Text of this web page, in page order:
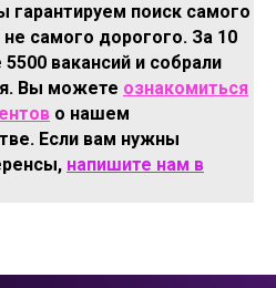
поиск самого
самого дорогого. За 10
вакансий и собрали
Вы можете ознакомиться
о нашем
Если вам нужны
напишите нам в